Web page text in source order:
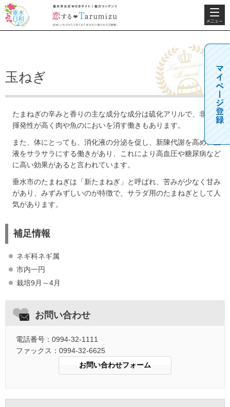
垂水日和
垂水市公式WEBサ
イト 魅力コンテン
ツ 恋するTarumizu
検索・共
通メニュ
ー
玉ねぎ
たまねぎの辛みと香りの主な成分な成分は硫化アリルで、非常に
揮発性が高く肉や魚のにおいを消す働きもあります。
また、体にとっても、消化液の分泌を促し、新陳代謝を高め、血
液をサラサラにする働きがあり、これにより高血圧や糖尿病など
に高い効果があると言われています。
垂水市のたまねぎは「新たまねぎ」と呼ばれ、苦みが少なく甘み
があり、みずみずしいのが特徴で、サラダ用のたまねぎとして人
気があります。
補足情報
ネギ科ネギ属
市内一円
栽培9月～4月
お問い合わせ
電話番号：0994-32-1111
ファックス：0994-32-6625